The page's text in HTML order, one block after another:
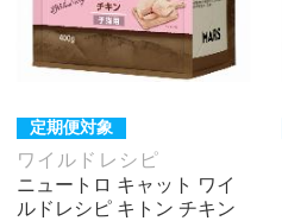
定期便対象
ワイルドレシピ
ニュートロ キャット ワイ
ルドレシピ キトン チキン